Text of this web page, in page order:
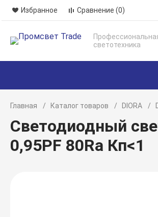
Избранное Сравнение (0)
светотехника
Главная Каталог товаров DIORA
Светодиодный
0,95PF 80Ra Кп<1